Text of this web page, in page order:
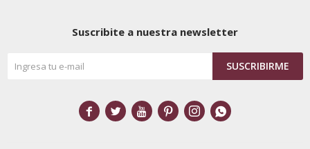
Suscribite a nuestra newsletter
SUSCRIBIRME
     